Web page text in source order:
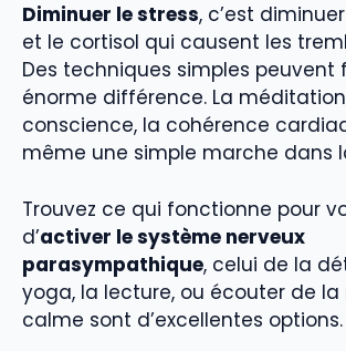
Diminuer le stress, c’est
et le cortisol qui causent les
Des techniques simples peuvent
énorme différence. La
conscience, la cohérence
même une simple marche dans
Trouvez ce qui fonctionne pour
d’activer le système nerveux
parasympathique, celui de la
yoga, la lecture, ou écouter de la
calme sont d’excellentes options.